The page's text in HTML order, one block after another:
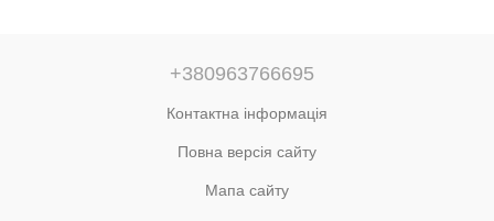
+380963766695
Контактна інформація
Повна версія сайту
Мапа сайту